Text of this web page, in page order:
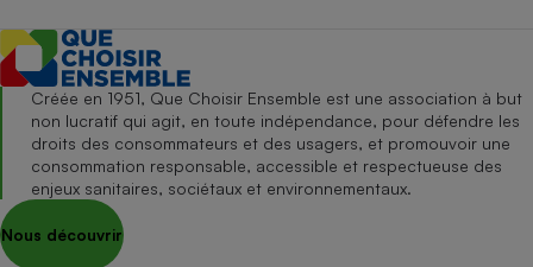
Créée en 1951, Que Choisir Ensemble est une association à but
non lucratif qui agit, en toute indépendance, pour défendre les
droits des consommateurs et des usagers, et promouvoir une
consommation responsable, accessible et respectueuse des
enjeux sanitaires, sociétaux et environnementaux.
Nous découvrir